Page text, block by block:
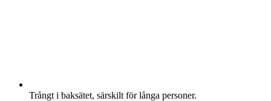
Trångt i baksätet, särskilt för långa personer.